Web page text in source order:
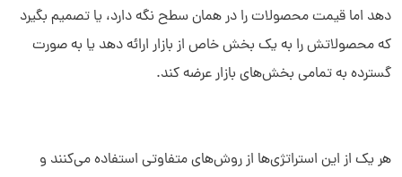
دهد اما قیمت محصولات را در همان سطح نگه دارد، یا تصمیم بگیرد
که محصولاتش را به یک بخش خاص از بازار ارائه دهد یا به صورت
گسترده به تمامی بخش‌های بازار عرضه کند.
هر یک از این استراتژی‌ها از روش‌های متفاوتی استفاده می‌کنند و